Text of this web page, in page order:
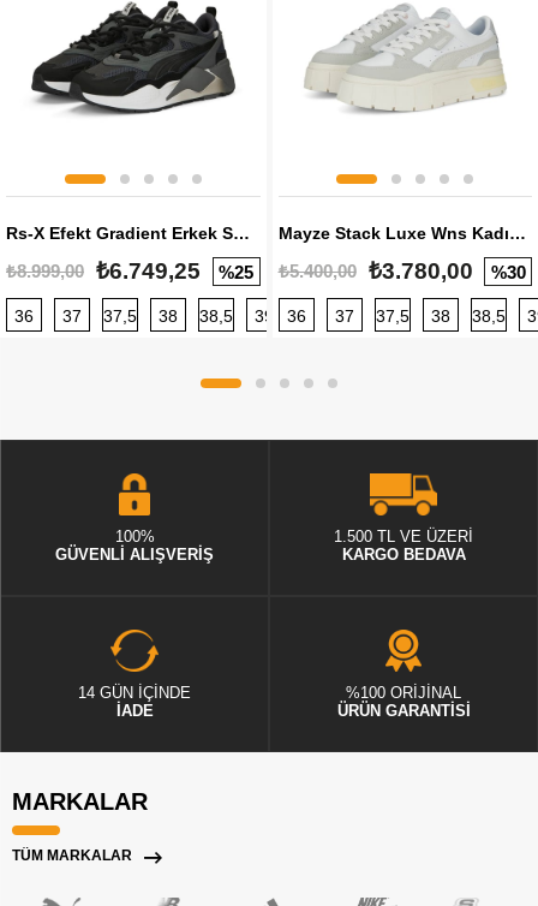
Rs-X Efekt Gradient Erkek Sneaker
₺8.999,00 ₺6.749,25 %25
36 37 37,5 38 38,5 39 40 40,5 41 42 42,5
Mayze Stack Luxe Wns Kadın Sneaker
₺5.400,00 ₺3.780,00 %30
36 37 37,5 38 38,5
100%
GÜVENLİ ALIŞVERİŞ
1.500 TL VE ÜZERİ
KARGO BEDAVA
14 GÜN İÇİNDE
İADE
%100 ORİJİNAL
ÜRÜN GARANTİSİ
MARKALAR
TÜM MARKALAR